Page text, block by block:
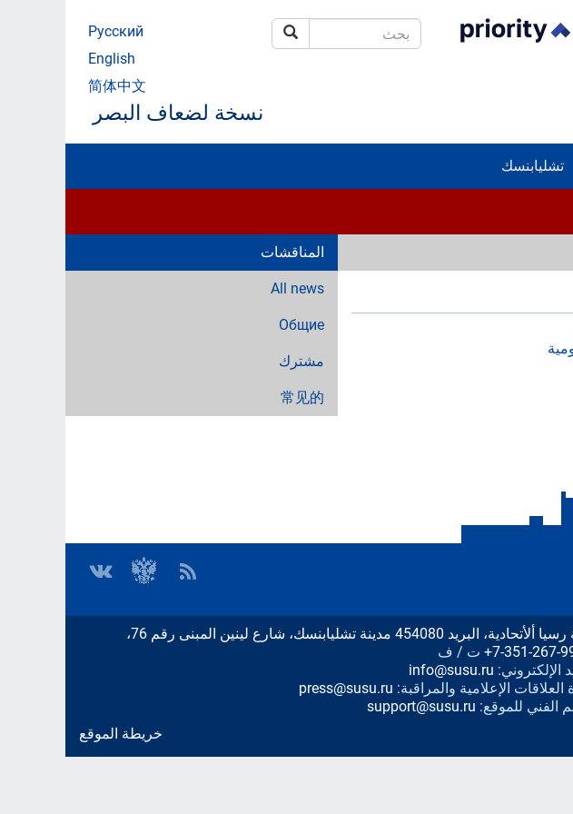
بحث
Русский
English
简体中文
نسخة لضعاف البصر
تشليابنسك
المناقشات
All news
Общие
مشترك
常见的
البريد 454080 مدينة تشليابنسك، شارع لينين المبنى رقم 76،
+7-351-267- ت / ف
الإلكتروني: info@susu.ru
العلاقات الإعلامية والمراقبة: press@susu.ru
الفني للموقع: support@susu.ru
خريطة الموقع